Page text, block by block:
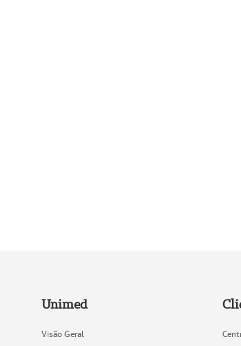
Unimed
Visão Geral